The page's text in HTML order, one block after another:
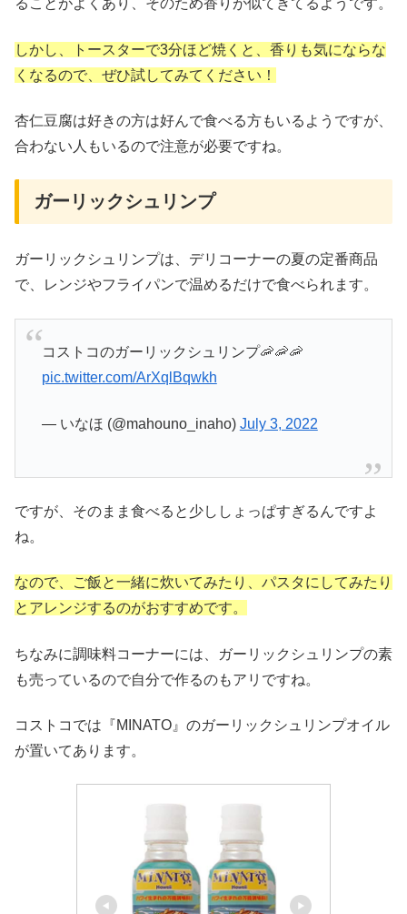
ることがよくあり、そのため香りが似てきてるようです。
しかし、トースターで3分ほど焼くと、香りも気にならな
くなるので、ぜひ試してみてください！
杏仁豆腐は好きの方は好んで食べる方もいるようですが、
合わない人もいるので注意が必要ですね。
ガーリックシュリンプ
ガーリックシュリンプは、デリコーナーの夏の定番商品
で、レンジやフライパンで温めるだけで食べられます。
コストコのガーリックシュリンプ🦐🦐🦐
pic.twitter.com/ArXqlBqwkh
— いなほ (@mahouno_inaho) July 3, 2022
ですが、そのまま食べると少ししょっぱすぎるんですよ
ね。
なので、ご飯と一緒に炊いてみたり、パスタにしてみたり
とアレンジするのがおすすめです。
ちなみに調味料コーナーには、ガーリックシュリンプの素
も売っているので自分で作るのもアリですね。
コストコでは『MINATO』のガーリックシュリンプオイル
が置いてあります。